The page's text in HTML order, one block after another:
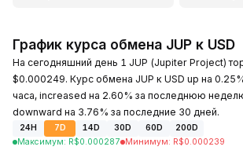
График курса обмена JUP к USD
На сегодняшний день 1 JUP (Jupiter Project)
$0.000249. Курс обмена JUP к USD up на
часа, increased на 2.60% за последнюю
downward на 3.76% за последние 30 дней.
24H 7D 14D 30D 60D
200D
Максимум: R$0.000287 Минимум: R$0.000239